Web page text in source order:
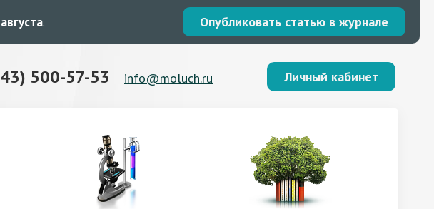
. Опубликовать статью в журнале
500-57-53 info@moluch.ru Личный кабинет